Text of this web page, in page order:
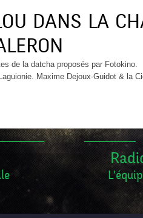
DANS LA
de la datcha proposés par Fotokino.
Maxime Dejoux-Guidot & la